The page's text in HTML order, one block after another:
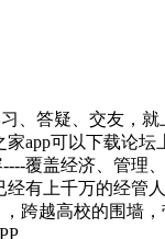
、答疑、交友，就
app可以下载论
覆盖经济、管理
有上千万的经管
跨越高校的围墙，